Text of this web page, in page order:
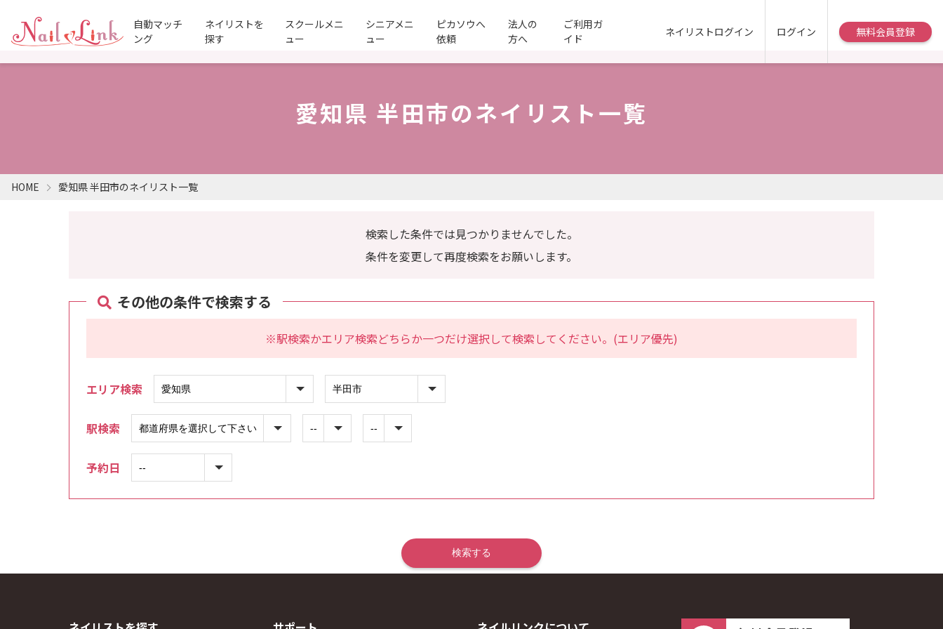
自動マッチ
ング
ネイリストを
探す
スクールメニ
ュー
シニアメニ
ュー
ピカソウへ
依頼
法人の
方へ
ご利用ガ
イド
ネイリストログイン ログイン 無料会員登録
愛知県 半田市のネイリスト一覧
HOME 愛知県 半田市のネイリスト一覧
検索した条件では見つかりませんでした。
条件を変更して再度検索をお願いします。
その他の条件で検索する
※駅検索かエリア検索どちらか一つだけ選択して検索してください。(エリア優先)
エリア検索
駅検索
予約日